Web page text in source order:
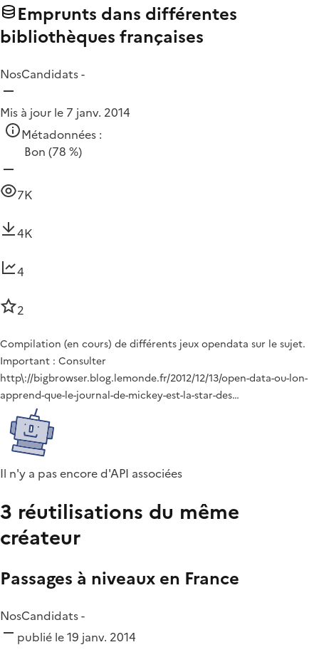
Emprunts dans différentes
bibliothèques françaises
NosCandidats -
Mis à jour le 7 janv. 2014
Métadonnées :
Bon (78 %)
7K
4K
4
2
Compilation (en cours) de différents jeux opendata sur le sujet.
Important : Consulter
http\://bigbrowser.blog.lemonde.fr/2012/12/13/open-data-ou-lon-
apprend-que-le-journal-de-mickey-est-la-star-des…
Il n'y a pas encore d'API associées
3 réutilisations du même
créateur
Passages à niveaux en France
NosCandidats -
publié le 19 janv. 2014